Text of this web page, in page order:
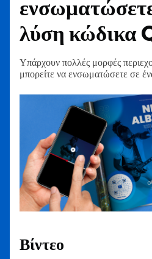
λύση κώδικα
Υπάρχουν πολλές μορφές
μπορείτε να ενσωματώσετε σε
Βίντεο